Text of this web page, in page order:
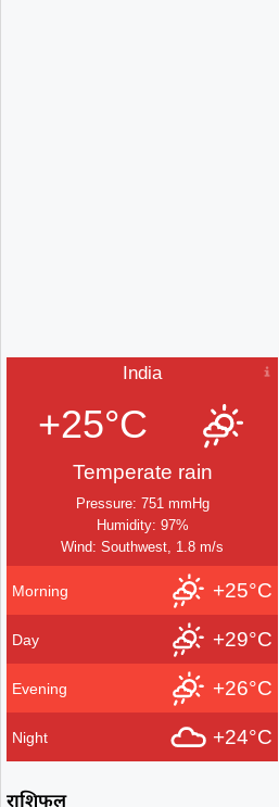
India
+25°C
Temperate rain
Pressure: 751 mmHg
Humidity: 97%
Wind: Southwest, 1.8 m/s
Morning +25°C
Day +29°C
Evening +26°C
Night +24°C
राशिफल